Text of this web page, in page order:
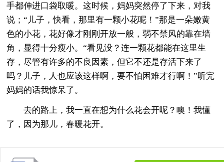
手都伸进口袋取暖。这时候，妈妈突然停了下来，对我
说；“儿子，快看，那里有一颗小花呢！”那是一朵嫩黄
色的小花，花好像才刚刚开放一般，弱不禁风的靠在墙
角，显得十分瘦小。“看见没？连一颗花都能在这里生
存，尽管有许多的不良因素，但它不还是存活下来了
吗？儿子，人也应该这样啊，要不怕困难才行啊！”听完
妈妈的话我惊呆了。
去的路上，我一直在想为什么花会开呢？噢！我懂
了，因为那儿，春暖花开。